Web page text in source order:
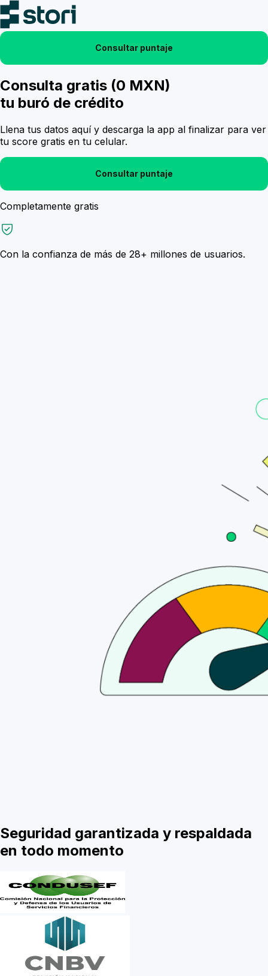
Consultar puntaje
Consulta gratis (0 MXN)
tu buró de crédito
Llena tus datos aquí y descarga la app al finalizar para ver
tu score gratis en tu celular.
Consultar puntaje
Completamente gratis
Con la confianza de más de 28+ millones de usuarios.
Seguridad garantizada y respaldada
en todo momento